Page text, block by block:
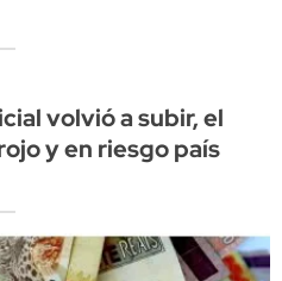
volvió a subir, el
y en riesgo país